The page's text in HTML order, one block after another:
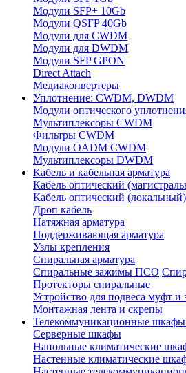
Модули SFP+ 10Gb
Модули QSFP 40Gb
Модули для CWDM
Модули для DWDM
Модули SFP GPON
Direct Attach
Медиаконвертеры
Уплотнение: CWDM, DWDM
Модули оптического
Мультиплексоры CWDM
Фильтры CWDM
Модули OADM CWDM
Мультиплексоры DWDM
Кабель и кабельная арматура
Кабель оптический
Кабель оптический (локальный)
Дроп кабель
Натяжная арматура
Поддерживающая арматура
Узлы крепления
Спиральная арматура
Спиральные зажимы ПСО
Протекторы спиральные
Устройство для подвеса муфт и
Монтажная лента и скрепы
Телекоммуникационные шкафы
Серверные шкафы
Напольные климатические
Настенные климатические